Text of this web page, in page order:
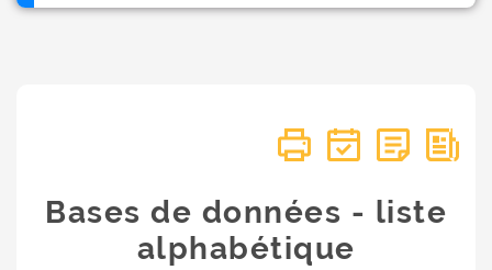
Bases de données - liste
alphabétique